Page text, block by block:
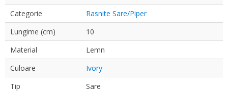
Categorie
Rasnite Sare/Piper
Lungime (cm)
10
Material
Lemn
Culoare
Ivory
Tip
Sare